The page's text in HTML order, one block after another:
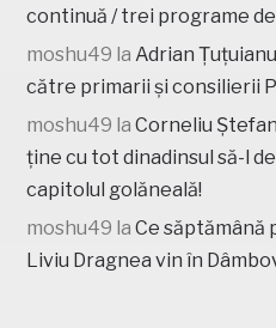
continuă / trei programe
moshu49 laAdrian
către primarii și consilierii
moshu49 laCorneliu
ține cu tot dinadinsul să-l
capitolul golăneală!
moshu49 laCe săptămână
Liviu Dragnea vin în